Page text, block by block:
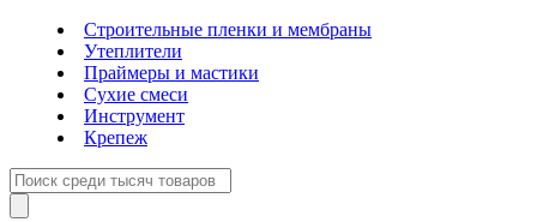
Строительные пленки и мембраны
Утеплители
Праймеры и мастики
Сухие смеси
Инструмент
Крепеж